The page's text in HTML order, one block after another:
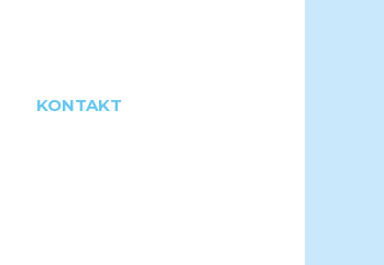
KONTAKT